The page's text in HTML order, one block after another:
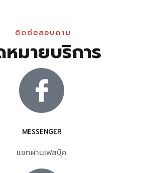
ติดต่อสอบถาม
มายบริการ
MESSENGER
แชทผ่านเฟสบุ๊ค